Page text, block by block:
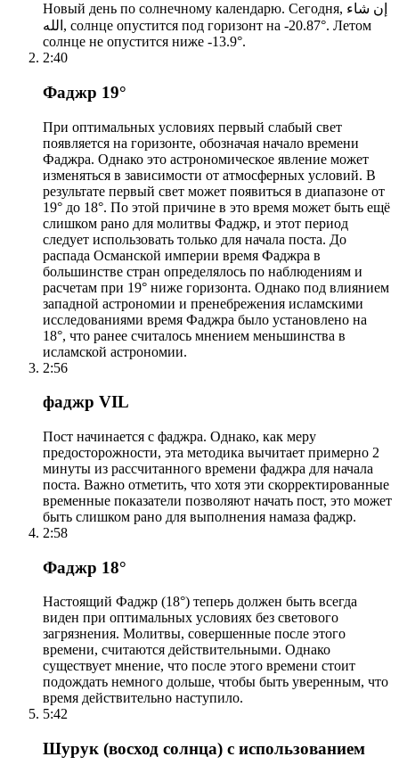
Новый день по солнечному календарю. Сегодня, إن شاء
الله, солнце опустится под горизонт на -20.87°. Летом
солнце не опустится ниже -13.9°.
2:40
Фаджр 19°
При оптимальных условиях первый слабый свет
появляется на горизонте, обозначая начало времени
Фаджра. Однако это астрономическое явление может
изменяться в зависимости от атмосферных условий. В
результате первый свет может появиться в диапазоне от
19° до 18°. По этой причине в это время может быть ещё
слишком рано для молитвы Фаджр, и этот период
следует использовать только для начала поста. До
распада Османской империи время Фаджра в
большинстве стран определялось по наблюдениям и
расчетам при 19° ниже горизонта. Однако под влиянием
западной астрономии и пренебрежения исламскими
исследованиями время Фаджра было установлено на
18°, что ранее считалось мнением меньшинства в
исламской астрономии.
2:56
фаджр VIL
Пост начинается с фаджра. Однако, как меру
предосторожности, эта методика вычитает примерно 2
минуты из рассчитанного времени фаджра для начала
поста. Важно отметить, что хотя эти скорректированные
временные показатели позволяют начать пост, это может
быть слишком рано для выполнения намаза фаджр.
2:58
Фаджр 18°
Настоящий Фаджр (18°) теперь должен быть всегда
виден при оптимальных условиях без светового
загрязнения. Молитвы, совершенные после этого
времени, считаются действительными. Однако
существует мнение, что после этого времени стоит
подождать немного дольше, чтобы быть уверенным, что
время действительно наступило.
5:42
Шурук (восход солнца) с использованием